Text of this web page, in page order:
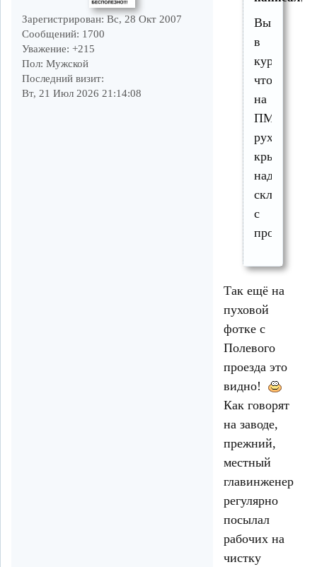
Зарегистрирован: Вс, 28 Окт 2007
Сообщений: 1700
Уважение: +215
Пол: Мужской
Последний визит:
Вт, 21 Июл 2026 21:14:08
Вы
в
курсе,
что
на
ПМЗ
рухнула
крыша
над
складом
с
Так ещё на
пуховой
фотке с
Полевого
проезда это
видно!
Как говорят
на заводе,
прежний,
местный
главинженер
регулярно
посылал
рабочих на
чистку